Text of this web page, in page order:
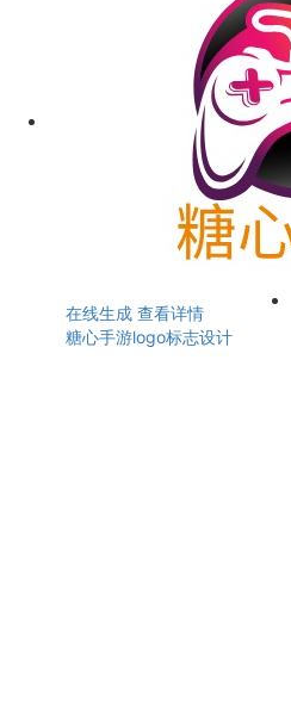
在线生成 查看详情
糖心手游logo标志设计